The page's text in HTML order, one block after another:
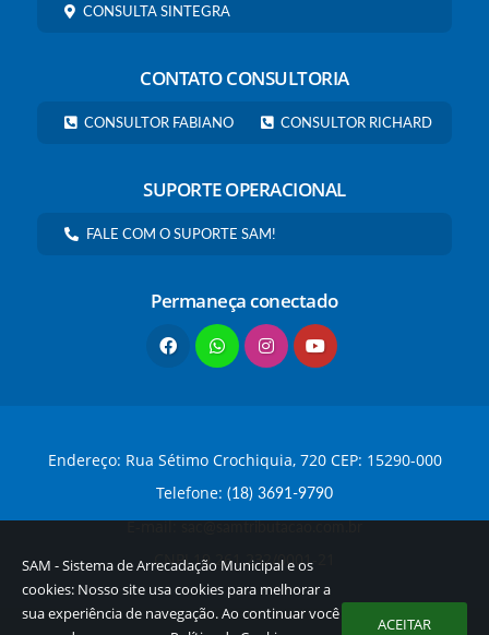
CONSULTA SINTEGRA
CONTATO CONSULTORIA
CONSULTOR FABIANO CONSULTOR RICHARD
SUPORTE OPERACIONAL
FALE COM O SUPORTE SAM!
Permaneça conectado
Endereço: Rua Sétimo Crochiquia, 720 CEP: 15290-000
Telefone: (18) 3691-9790
E-mail:sac@samtributacao.com.br
CNPJ 19.261.232/0001-21
SAM - Sistema de Arrecadação Municipal e os
cookies: Nosso site usa cookies para melhorar a
sua experiência de navegação. Ao continuar você
ACEITAR